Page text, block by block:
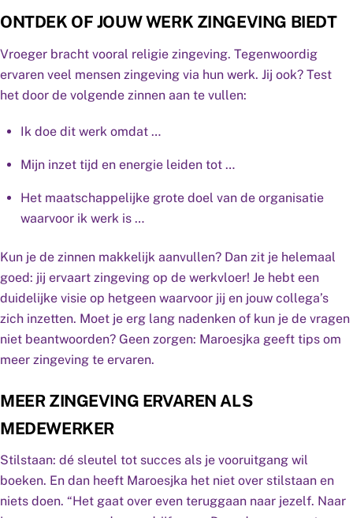
ONTDEK OF JOUW WERK ZINGEVING BIEDT
Vroeger bracht vooral religie zingeving. Tegenwoordig
ervaren veel mensen zingeving via hun werk. Jij ook? Test
het door de volgende zinnen aan te vullen:
Ik doe dit werk omdat …
Mijn inzet tijd en energie leiden tot …
Het maatschappelijke grote doel van de organisatie
waarvoor ik werk is …
Kun je de zinnen makkelijk aanvullen? Dan zit je helemaal
goed: jij ervaart zingeving op de werkvloer! Je hebt een
duidelijke visie op hetgeen waarvoor jij en jouw collega’s
zich inzetten. Moet je erg lang nadenken of kun je de vragen
niet beantwoorden? Geen zorgen: Maroesjka geeft tips om
meer zingeving te ervaren.
MEER ZINGEVING ERVAREN ALS
MEDEWERKER
Stilstaan: dé sleutel tot succes als je vooruitgang wil
boeken. En dan heeft Maroesjka het niet over stilstaan en
niets doen. “Het gaat over even teruggaan naar jezelf. Naar